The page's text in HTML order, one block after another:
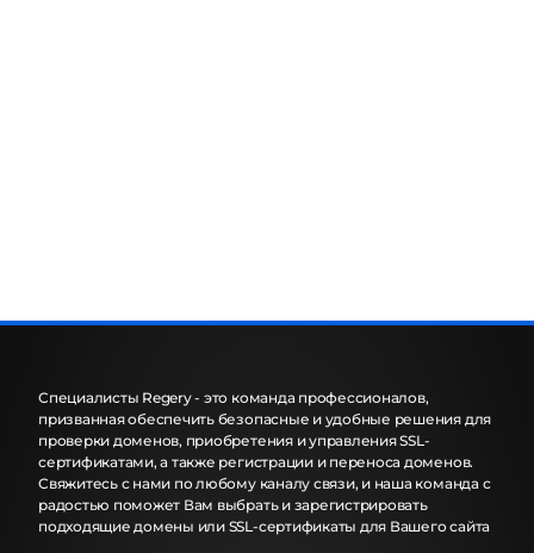
Специалисты Regery - это команда профессионалов,
призванная обеспечить безопасные и удобные решения для
проверки доменов, приобретения и управления SSL-
сертификатами, а также регистрации и переноса доменов.
Свяжитесь с нами по любому каналу связи, и наша команда с
радостью поможет Вам выбрать и зарегистрировать
подходящие домены или SSL-сертификаты для Вашего сайта